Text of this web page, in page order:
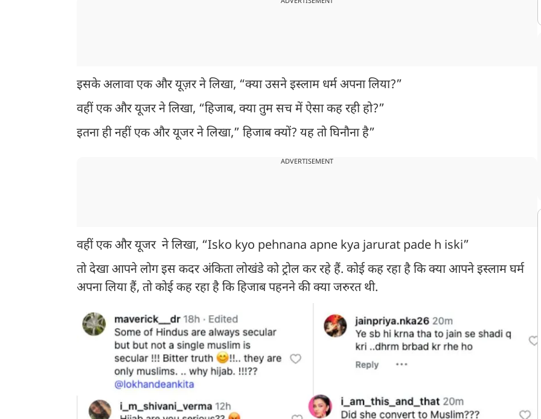
इसके अलावा एक और यूज़र ने लिखा, “क्या उसने इस्लाम धर्म अपना लिया?”
वहीं एक और यूजर ने लिखा, “हिजाब, क्या तुम सच में ऐसा कह रही हो?”
इतना ही नहीं एक और यूजर ने लिखा,” हिजाब क्यों? यह तो घिनौना है”
ADVERTISEMENT
वहीं एक और यूजर ने लिखा, “Isko kyo pehnana apne kya jarurat pade h iski”
तो देखा आपने लोग इस कदर अंकिता लोखंडे को ट्रोल कर रहे हैं. कोई कह रहा है कि क्या आपने इस्लाम घर्म
अपना लिया हैं, तो कोई कह रहा है कि हिजाब पहनने की क्या जरुरत थी.